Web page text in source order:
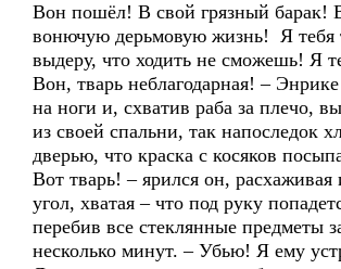
Вон пошёл! В свой грязный барак!
вонючую дерьмовую жизнь! Я тебя
выдеру, что ходить не сможешь! Я
Вон, тварь неблагодарная! –
на ноги и, схватив раба за плечо,
из своей спальни, так напоследок
дверью, что краска с косяков
Вот тварь! – ярился он, расхаживая
угол, хватая – что под руку
перебив все стеклянные предметы
несколько минут. – Убью! Я ему